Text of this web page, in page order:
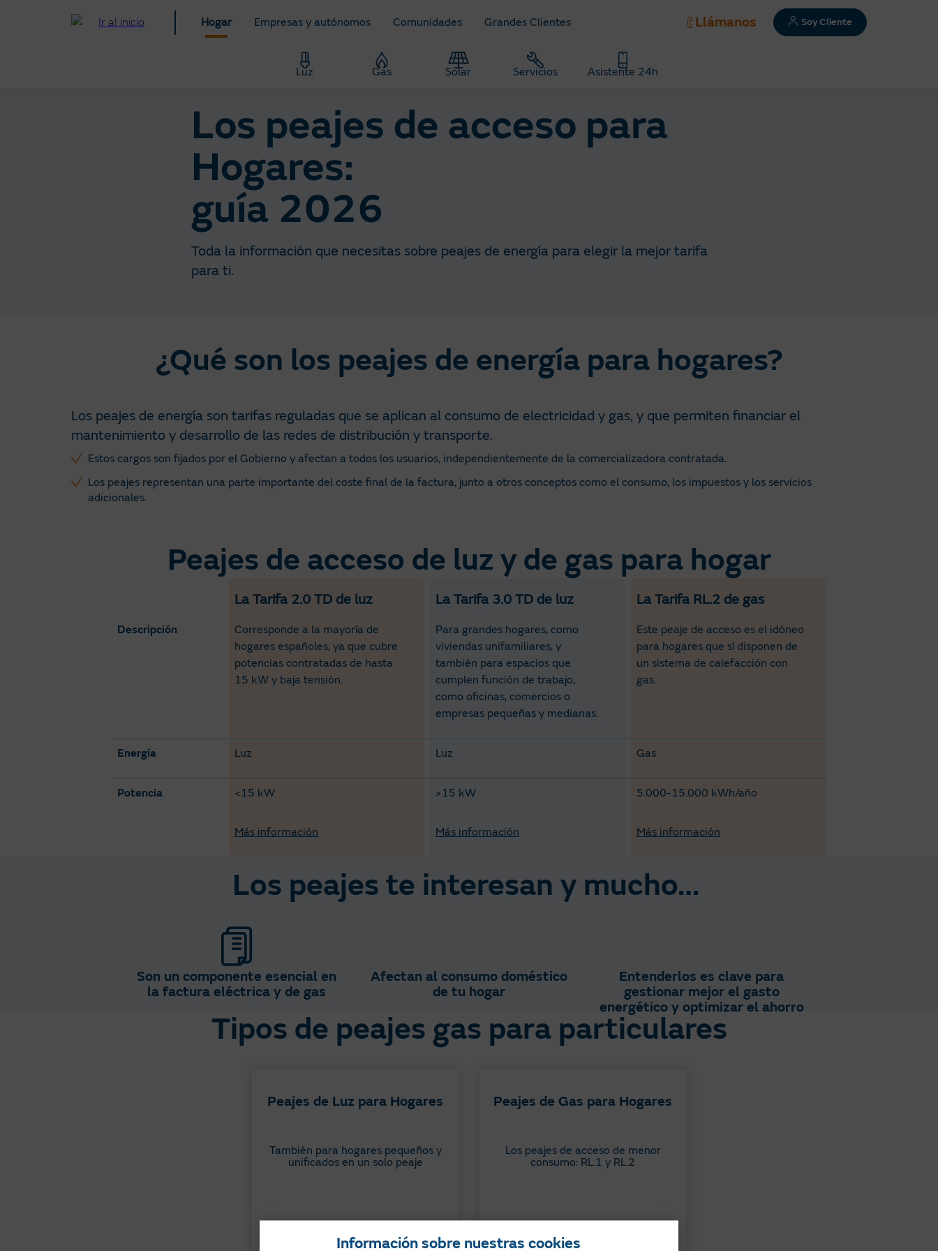
Hogar Empresas y autónomos Comunidades Grandes Clientes Llámanos Soy Cliente
Luz Gas Solar Servicios Asistente 24h
Los peajes de acceso para
Hogares:
guía 2026
Toda la información que necesitas sobre peajes de energía para elegir la mejor tarifa
para ti​.
¿Qué son los peajes de energía para hogares?​
Los peajes de energía son tarifas reguladas que se aplican al consumo de electricidad y gas, y que permiten financiar el
mantenimiento y desarrollo de las redes de distribución y transporte.​
Estos cargos son fijados por el Gobierno y afectan a todos los usuarios, independientemente de la comercializadora contratada.
Los peajes representan una parte importante del coste final de la factura, junto a otros conceptos como el consumo, los impuestos y los servicios
adicionales.
Peajes de acceso de luz y de gas para hogar​
Criterios de comparaciónLa Tarifa 2.0 TD de luz La Tarifa 3.0 TD de luz La Tarifa RL.2 de gas​
Descripción
Corresponde a la mayoría de
hogares españoles, ya que cubre
potencias contratadas de hasta
15 kW y baja tensión.
Para grandes hogares, como
viviendas unifamiliares, y
también para espacios que
cumplen función de trabajo,
como oficinas, comercios o
empresas pequeñas y medianas.
Este peaje de acceso es el idóneo
para hogares que sí disponen de
un sistema de calefacción con
gas.
Energía Luz Luz Gas
Potencia <15 kW >15 kW 5.000-15.000 kWh/año
Más información Más información Más información
Los peajes te interesan y mucho… ​
Son un componente esencial en
la factura eléctrica y de gas​
Afectan al consumo doméstico
de tu hogar​
Entenderlos es clave para
gestionar mejor el gasto
energético y optimizar el ahorro​
Tipos de peajes gas para particulares
Peajes de Luz para Hogares
También para hogares pequeños y
unificados en un solo peaje​
Peajes de Gas para Hogares​
Los peajes de acceso de menor
consumo: RL.1 y RL.2
Información sobre nuestras cookies